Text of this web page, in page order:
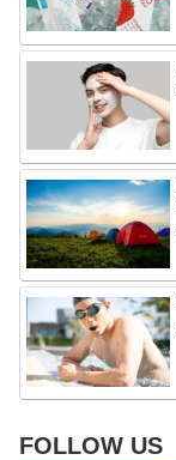
FOLLOW US